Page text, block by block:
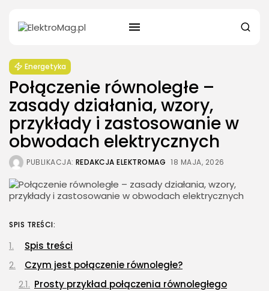
Energetyka
Połączenie równoległe –
zasady działania, wzory,
przykłady i zastosowanie w
obwodach elektrycznych
PUBLIKACJA: REDAKCJA ELEKTROMAG 18 MAJA, 2026
SPIS TREŚCI:
Spis treści
Czym jest połączenie równoległe?
Prosty przykład połączenia równoległego